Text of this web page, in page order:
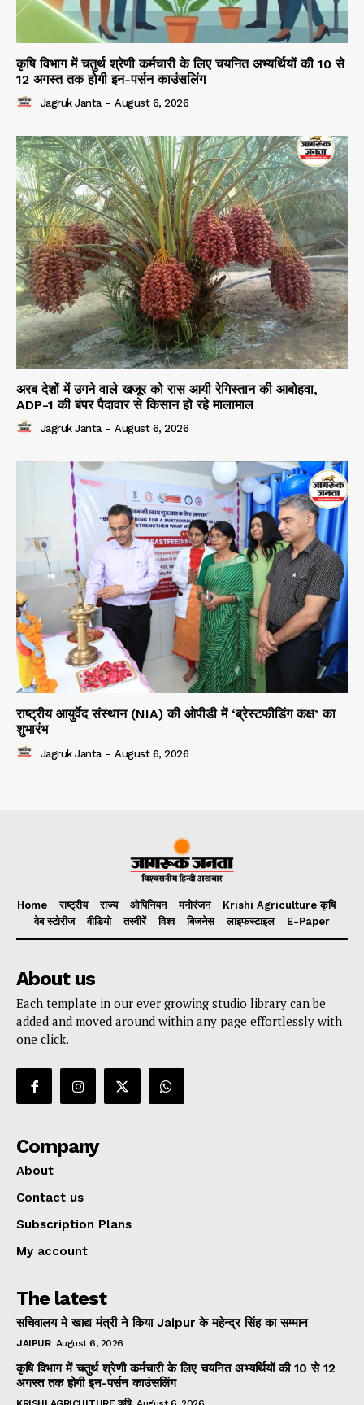
कृषि विभाग में चतुर्थ श्रेणी कर्मचारी के लिए चयनित अभ्यर्थियों की 10 से
12 अगस्त तक होगी इन-पर्सन काउंसलिंग
Jagruk Janta - August 6, 2026
अरब देशों में उगने वाले खजूर को रास आयी रेगिस्तान की आबोहवा,
ADP-1 की बंपर पैदावार से किसान हो रहे मालामाल
Jagruk Janta - August 6, 2026
राष्ट्रीय आयुर्वेद संस्थान (NIA) की ओपीडी में ‘ब्रेस्टफीडिंग कक्ष’ का
शुभारंभ
Jagruk Janta - August 6, 2026
Home राष्ट्रीय राज्य ओपिनियन मनोरंजन
Krishi Agriculture कृषि
वेब स्टोरीज
वीडियो तस्वीरें विश्व बिजनेस लाइफस्टाइल E-Paper
About us
Each template in our ever growing studio library can be
added and moved around within any page effortlessly with
one click.
Company
About
Contact us
Subscription Plans
My account
The latest
सचिवालय मे खाद्य मंत्री ने किया Jaipur के महेन्द्र सिंह का सम्मान
JAIPUR August 6, 2026
कृषि विभाग में चतुर्थ श्रेणी कर्मचारी के लिए चयनित अभ्यर्थियों की 10 से 12
अगस्त तक होगी इन-पर्सन काउंसलिंग